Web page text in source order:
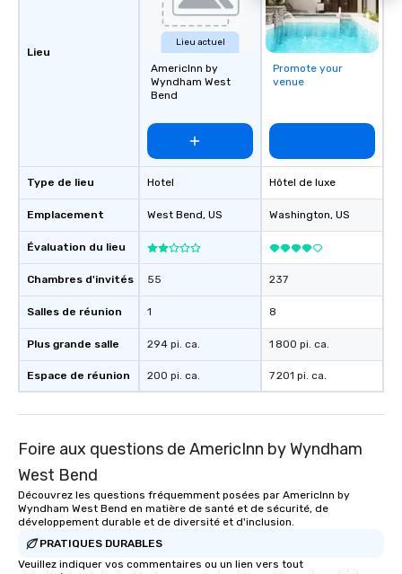
Lieu
Type de lieu
Emplacement
Évaluation du lieu
Chambres d'invités
Salles de réunion
Plus grande salle
Espace de réunion
Lieu actuel
AmericInn by
Wyndham West
Bend
Hotel
West Bend, US
55
1
294 pi. ca.
200 pi. ca.
Promote your
venue
Hôtel de luxe
Washington, US
237
8
1 800 pi. ca.
7 201 pi. ca.
Foire aux questions de AmericInn by Wyndham
West Bend
Découvrez les questions fréquemment posées par AmericInn by
Wyndham West Bend en matière de santé et de sécurité, de
développement durable et de diversité et d'inclusion.
PRATIQUES DURABLES
Veuillez indiquer vos commentaires ou un lien vers tout